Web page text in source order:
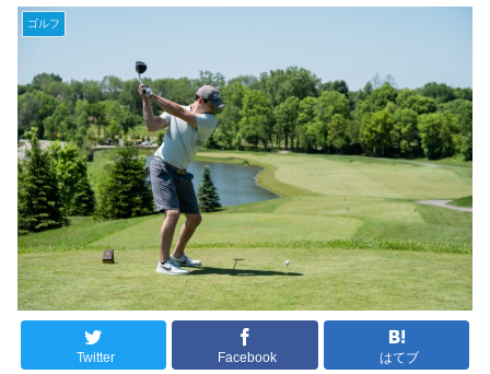
ゴルフ
Twitter Facebook はてブ